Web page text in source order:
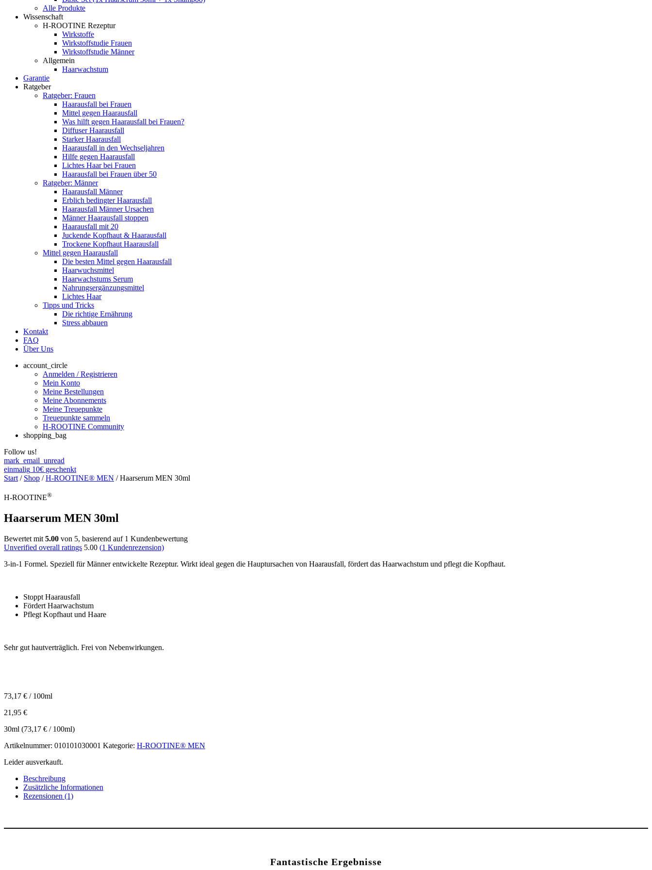
Alle Produkte
Wissenschaft
H-ROOTINE Rezeptur
Wirkstoffe
Wirkstoffstudie Frauen
Wirkstoffstudie Männer
Allgemein
Haarwachstum
Garantie
Ratgeber
Ratgeber: Frauen
Haarausfall bei Frauen
Mittel gegen Haarausfall
Was hilft gegen Haarausfall bei Frauen?
Diffuser Haarausfall
Starker Haarausfall
Haarausfall in den Wechseljahren
Hilfe gegen Haarausfall
Lichtes Haar bei Frauen
Haarausfall bei Frauen über 50
Ratgeber: Männer
Haarausfall Männer
Erblich bedingter Haarausfall
Haarausfall Männer Ursachen
Männer Haarausfall stoppen
Haarausfall mit 20
Juckende Kopfhaut & Haarausfall
Trockene Kopfhaut Haarausfall
Mittel gegen Haarausfall
Die besten Mittel gegen Haarausfall
Haarwuchsmittel
Haarwachstums Serum
Nahrungsergänzungs­mittel
Lichtes Haar
Tipps und Tricks
Die richtige Ernährung
Stress abbauen
Kontakt
FAQ
Über Uns
account_circle
Anmelden / Registrieren
Mein Konto
Meine Bestellungen
Meine Abonnements
Meine Treuepunkte
Treuepunkte sammeln
H-ROOTINE Community
shopping_bag
Follow us!
mark_email_unread
einmalig 10€ geschenkt
Start / Shop /H-ROOTINE® MEN / Haarserum MEN 30ml
H-ROOTINE®
Haarserum MEN 30ml
Bewertet mit 5.00 von 5, basierend auf 1 Kundenbewertung
Unverified overall ratings 5.00 (1 Kundenrezension)
3-in-1 Formel. Speziell für Männer entwickelte Rezeptur. Wirkt ideal gegen die Hauptursachen von Haarausfall, fördert das Haarwachstum und pflegt die Kopfhaut.
Stoppt Haarausfall
Fördert Haarwachstum
Pflegt Kopfhaut und Haare
Sehr gut hautverträglich. Frei von Nebenwirkungen.
73,17 € / 100ml
21,95 €
30ml (73,17 € / 100ml)
Artikelnummer: 010101030001 Kategorie: H-ROOTINE® MEN
Leider ausverkauft.
Beschreibung
Zusätzliche Informationen
Rezensionen (1)
Fantastische Ergebnisse